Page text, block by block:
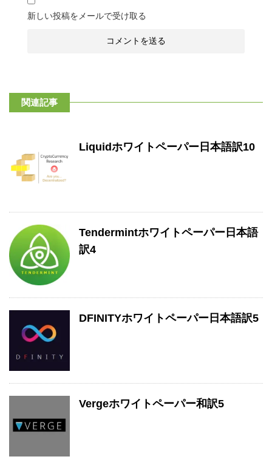
新しい投稿をメールで受け取る
関連記事
Liquidホワイトペーパー日本語訳10
Tendermintホワイトペーパー日本語
訳4
DFINITYホワイトペーパー日本語訳5
Vergeホワイトペーパー和訳5